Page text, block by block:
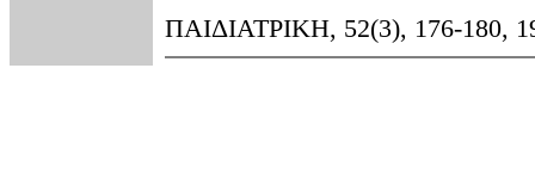
ΠΑΙΔΙΑΤΡΙΚΗ, 52(3), 176-180,